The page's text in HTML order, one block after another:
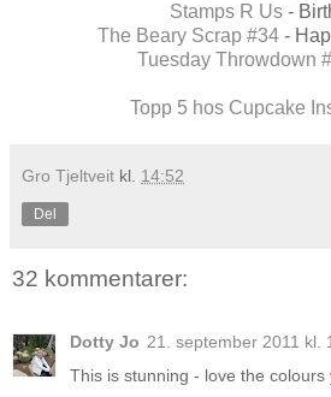
Stamps R Us -
The Beary Scrap #34-
Tuesday Throwdown
Topp 5 hos Cupcake
Gro Tjeltveit kl. 14:52
Del
32 kommentarer:
Dotty Jo 21. september 2011 kl.
This is stunning - love the